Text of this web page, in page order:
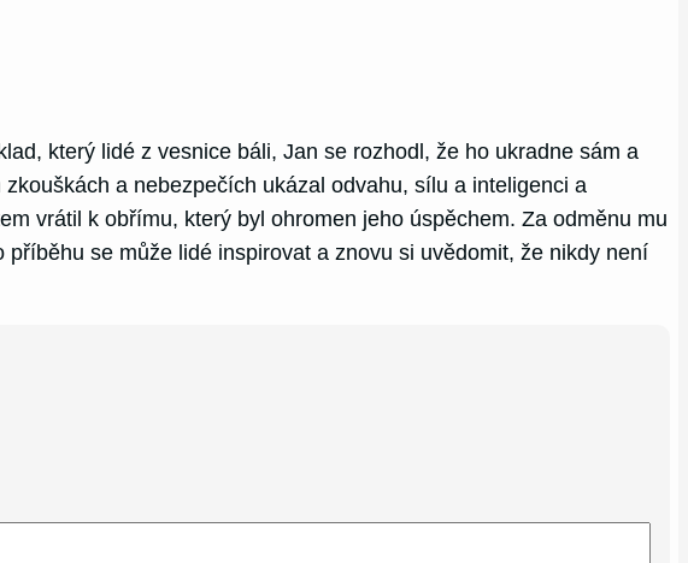
který lidé z vesnice báli, Jan se rozhodl, že ho ukradne sám a
a nebezpečích ukázal odvahu, sílu a inteligenci a
vrátil k obřímu, který byl ohromen jeho úspěchem. Za odměnu mu
se může lidé inspirovat a znovu si uvědomit, že nikdy není